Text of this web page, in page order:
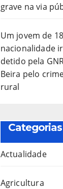
grave na via
Um jovem de
nacionalidade
detido pela
Beira pelo
rural
Categorias
Actualidade
Agricultura